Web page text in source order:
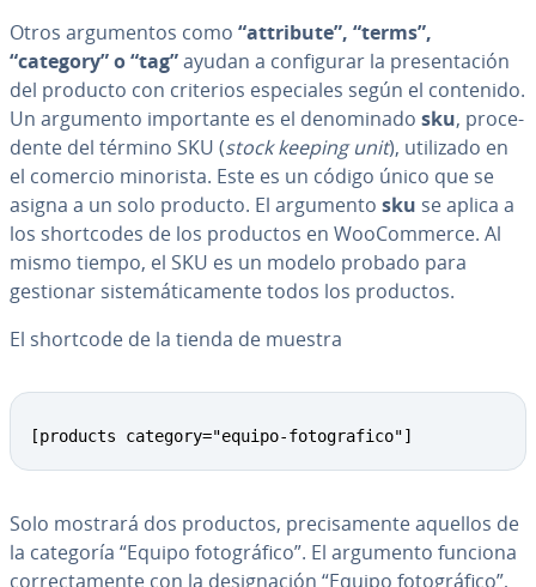
Otros ar­gu­me­n­tos como “attribute”, “terms”,
“category” o “tag”ayudan a co­n­fi­gu­rar la pre­se­n­ta­ción
del producto con criterios es­pe­cia­les según el contenido.
Un argumento im­po­r­ta­n­te es el de­no­mi­na­do sku, pro­ce­
de­n­te del término SKU (stock keeping unit), utilizado en
el comercio minorista. Este es un código único que se
asigna a un solo producto. El argumento sku se aplica a
los sho­r­t­co­des de los productos en Woo­Co­m­me­r­ce. Al
mismo tiempo, el SKU es un modelo probado para
gestionar si­s­te­má­ti­ca­me­n­te todos los productos.
El shortcode de la tienda de muestra
[products category="equipo-fotografico"]
Solo mostrará dos productos, pre­ci­sa­me­n­te aquellos de
la categoría “Equipo fo­to­grá­fi­co”. El argumento funciona
co­rre­c­ta­me­n­te con la de­sig­na­ción “Equipo fo­to­grá­fi­co”,